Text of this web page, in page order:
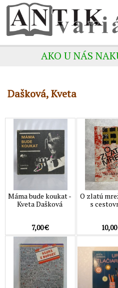
AKO U NÁS
Dašková, Kveta
Máma bude koukat -
Kveta Dašková
7,00 €
O zlatú
s